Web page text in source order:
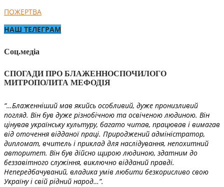
ПОЖЕРТВА
НАШ ТЕЛЕГРАМ
Соц.медіа
СПОГАДИ ПРО БЛАЖЕННОСПОЧИЛОГО
МИТРОПОЛИТА МЕФОДІЯ
“…Блаженніший мав якийсь особливий, дуже пронизливий
погляд. Він був дуже різнобічною та освіченою людиною. Він
цінував українську культуру, багато читав, працював і вимагав
від оточення відданої праці. Природжений адміністратор,
дипломат, вчитель і приклад для наслідування, непохитний
авторитет. Він був дійсно щирою людиною, здатним до
беззавітного служіння, виключно відданий правді.
Непередбачуваний, владика умів любити безкорисливо свою
Україну і свій рідний народ…”.